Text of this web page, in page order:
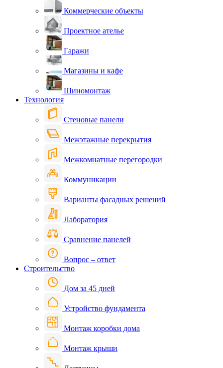
Коммерческие объекты
Проектное ателье
Гаражи
Магазины и кафе
Шиномонтаж
Технология
Стеновые панели
Межэтажные перекрытия
Межкомнатные перегородки
Коммуникации
Варианты фасадных решений
Лаборатория
Сравнение панелей
Вопрос – ответ
Строительство
Дом за 45 дней
Устройство фундамента
Монтаж коробки дома
Монтаж крыши